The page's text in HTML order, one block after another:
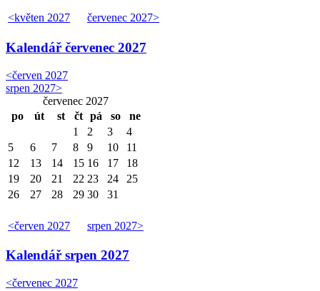
<květen 2027 červenec 2027>
Kalendář červenec 2027
<červen 2027
srpen 2027>
červenec 2027
po
út st čt pá so ne
<červen 2027 srpen 2027>
1 2 3
4
5
6 7 8 9 10
11
12
13 14 15 16 17
18
19
20 21 22 23 24
25
26
27 28 29 30 31
Kalendář srpen 2027
<červenec 2027